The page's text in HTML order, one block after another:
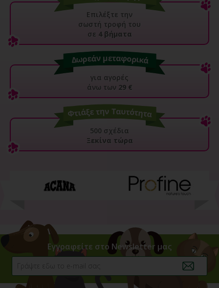
Επιλέξτε την
σωστή τροφή του
σε 4 βήματα
για αγορές
άνω των 29 €
500 σχέδια
Ξεκίνα τώρα
Εγγραφείτε στο Newsletter μας